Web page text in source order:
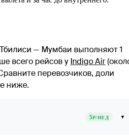
— Мумбаи выполняют 1
всего рейсов у Indigo Air
перевозчиков, доли
ниже.
5Р/НЕД ▾